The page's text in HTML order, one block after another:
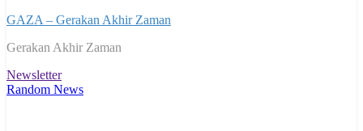
GAZA – Gerakan Akhir Zaman
Gerakan Akhir Zaman
Newsletter
Random News